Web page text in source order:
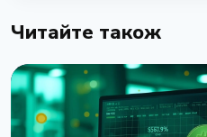
Читайте також